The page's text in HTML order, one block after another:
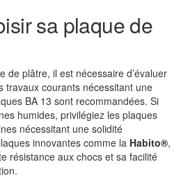
sa plaque de
de plâtre, il est nécessaire d’évaluer
travaux courants nécessitant une
BA 13 sont recommandées. Si
humides, privilégiez les plaques
nécessitant une solidité
innovantes comme la Habito®,
résistance aux chocs et sa facilité